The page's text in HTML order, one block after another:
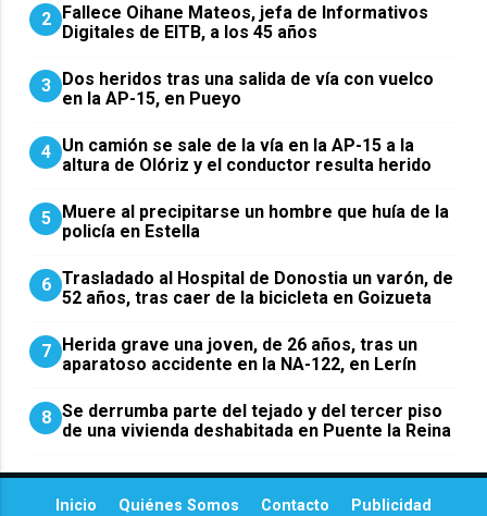
2 Fallece Oihane Mateos, jefa de Informativos
Digitales de EITB, a los 45 años
3 Dos heridos tras una salida de vía con vuelco
en la AP-15, en Pueyo
4 Un camión se sale de la vía en la AP-15 a la
altura de Olóriz y el conductor resulta herido
5 Muere al precipitarse un hombre que huía de la
policía en Estella
6 Trasladado al Hospital de Donostia un varón, de
52 años, tras caer de la bicicleta en Goizueta
7 Herida grave una joven, de 26 años, tras un
aparatoso accidente en la NA-122, en Lerín
8 Se derrumba parte del tejado y del tercer piso
de una vivienda deshabitada en Puente la Reina
Inicio Quiénes Somos Contacto
Publicidad